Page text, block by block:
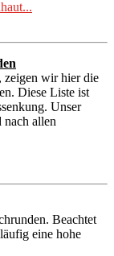
zeigen wir hier die
Diese Liste ist
Unser
allen
Beachtet
eine hohe